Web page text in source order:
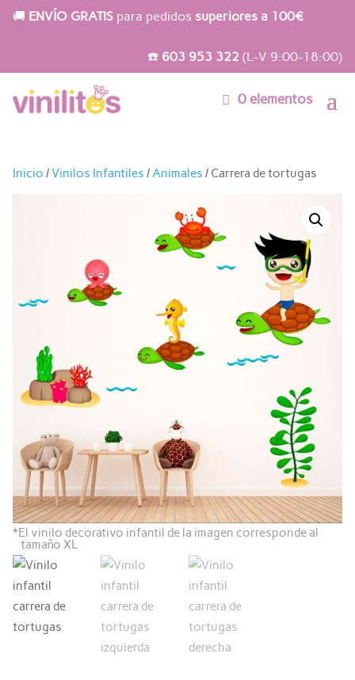
🚚 ENVÍO GRATISpara pedidos superiores a 100€
☎️ 603 953 322 (L-V 9:00-18:00)
0 elementos
Inicio /Vinilos Infantiles /Animales / Carrera de tortugas
*El vinilo decorativo infantil de la imagen corresponde al
tamaño XL